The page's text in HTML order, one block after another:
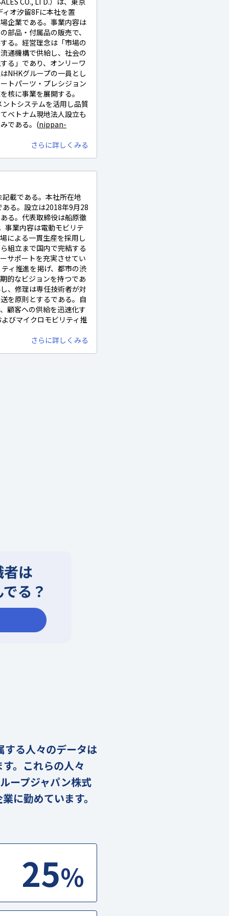
オ汐留8Fに本社を置
企業である。事業内容は
部品・付属品の販売で、
る。経営理念は「市場の
通機構で供給し、社会の
る」であり、オンリーワ
NHKグループの一員とし
トパーツ・プレシジョン
核に事業を展開する。
トシステムを活用し品質
ベトナム現地法人設立も
である。(nippan-
さらに詳しくみる
載である。本社所在地
る。設立は2018年9月28
る。代表取締役は船原徹
事業内容は電動モビリテ
による一貫生産を採用し
組立まで国内で完結する
サポートを充実させてい
ィ推進を掲げ、都市の渋
的なビジョンを持つであ
、修理は専任技術者が対
を原則とするである。自
顧客への供給を迅速化す
びマイクロモビリティ推
さらに詳しくみる
る人々のデータは
。これらの人々
ープジャパン株式
に勤めています。
25%